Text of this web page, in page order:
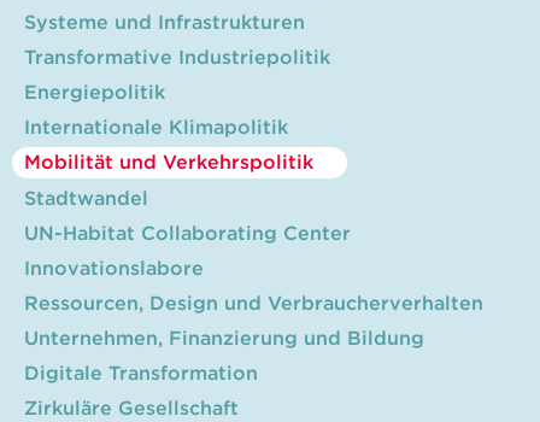
Systeme und Infrastrukturen
Transformative Industriepolitik
Energiepolitik
Internationale Klimapolitik
Mobilität und Verkehrspolitik
Stadtwandel
UN-Habitat Collaborating Center
Innovationslabore
Ressourcen, Design und Verbraucherverhalten
Unternehmen, Finanzierung und Bildung
Digitale Transformation
Zirkuläre Gesellschaft